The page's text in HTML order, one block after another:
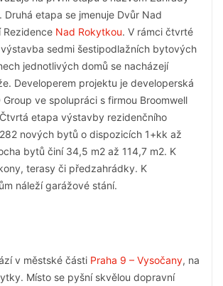
Druhá etapa se jmenuje Dvůr Nad
Rezidence Nad Rokytkou. V rámci čtvrté
sedmi šestipodlažních bytových
jednotlivých domů se nacházejí
Developerem projektu je developerská
Group ve spolupráci s firmou Broomwell
etapa výstavby rezidenčního
nových bytů o dispozicích 1+kk až
bytů činí 34,5 m2 až 114,7 m2. K
terasy či předzahrádky. K
náleží garážové stání.
v městské části Praha 9 – Vysočany, na
Místo se pyšní skvělou dopravní